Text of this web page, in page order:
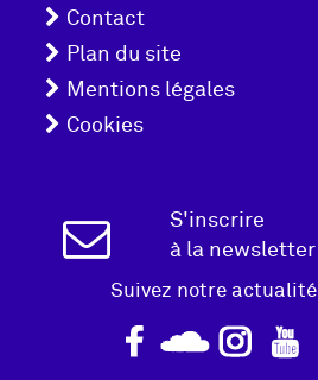
Menu
pied
de
page
Contact
Plan du site
Mentions légales
Cookies
Inscription
Newsletter
S'inscrire
à la newsletter
Suivez notre actualité